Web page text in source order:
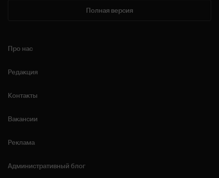
Полная версия
Про нас
Редакция
Контакты
Вакансии
Реклама
Административный блог